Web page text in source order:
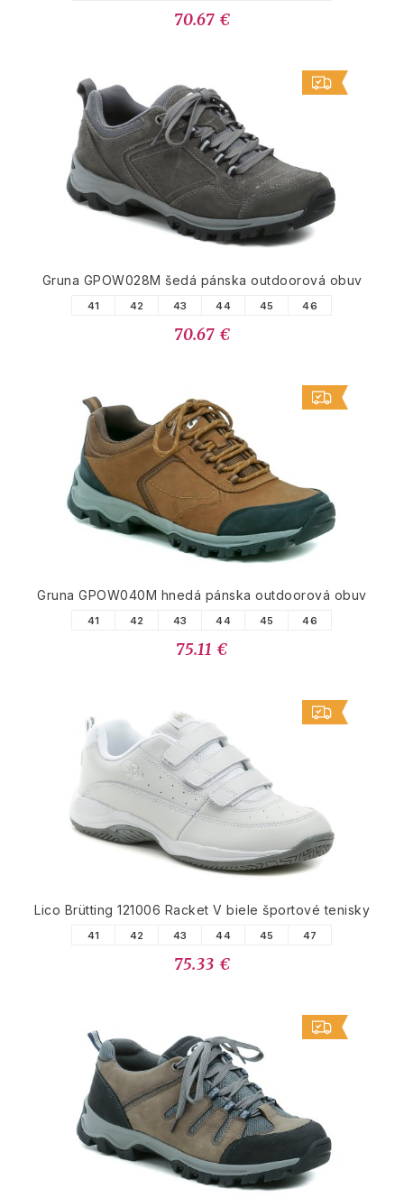
70.67 €
Gruna GPOW028M šedá pánska outdoorová obuv
41 42 43 44 45 46
70.67 €
Gruna GPOW040M hnedá pánska outdoorová obuv
41 42 43 44 45 46
75.11 €
Lico Brütting 121006 Racket V biele športové tenisky
41 42 43 44 45 47
75.33 €